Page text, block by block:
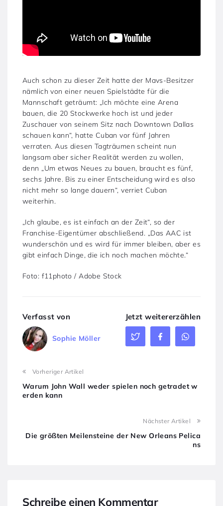
Auch schon zu dieser Zeit hatte der Mavs-Besitzer
nämlich von einer neuen Spielstädte für die
Mannschaft geträumt: „Ich möchte eine Arena
bauen, die 20 Stockwerke hoch ist und jeder
Zuschauer von seinem Sitz nach Downtown Dallas
schauen kann“, hatte Cuban vor fünf Jahren
verraten. Aus diesen Tagträumen scheint nun
langsam aber sicher Realität werden zu wollen,
denn „Um etwas Neues zu bauen, braucht es fünf,
sechs Jahre. Bis zu einer Entscheidung wird es also
nicht mehr so lange dauern“, verriet Cuban
weiterhin.
„Ich glaube, es ist einfach an der Zeit“, so der
Franchise-Eigentümer abschließend. „Das AAC ist
wunderschön und es wird für immer bleiben, aber es
gibt einfach Dinge, die ich noch machen möchte.“
Foto: f11photo / Adobe Stock
Verfasst von
Sophie Möller
Jetzt weitererzählen
Vorheriger Artikel
Warum John Wall weder spielen noch getradet w
erden kann
Nächster Artikel
Die größten Meilensteine der New Orleans Pelica
ns
Schreibe einen Kommentar